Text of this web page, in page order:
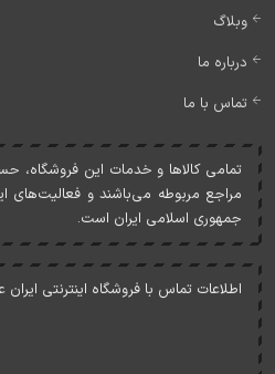
وبلاگ
درباره ما
تماس با ما
تمامی کالاها و خدمات اين فروشگاه،
مراجع مربوطه می‌باشند و فعاليت‌های
جمهوری اسلامی ايران است.
اطلاعات تماس با فروشگاه اینترنتی ایران